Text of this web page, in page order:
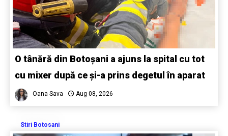
O tânără din Botoșani a ajuns la spital cu tot
cu mixer după ce și-a prins degetul în aparat
Oana Sava Aug 08, 2026
Stiri Botosani